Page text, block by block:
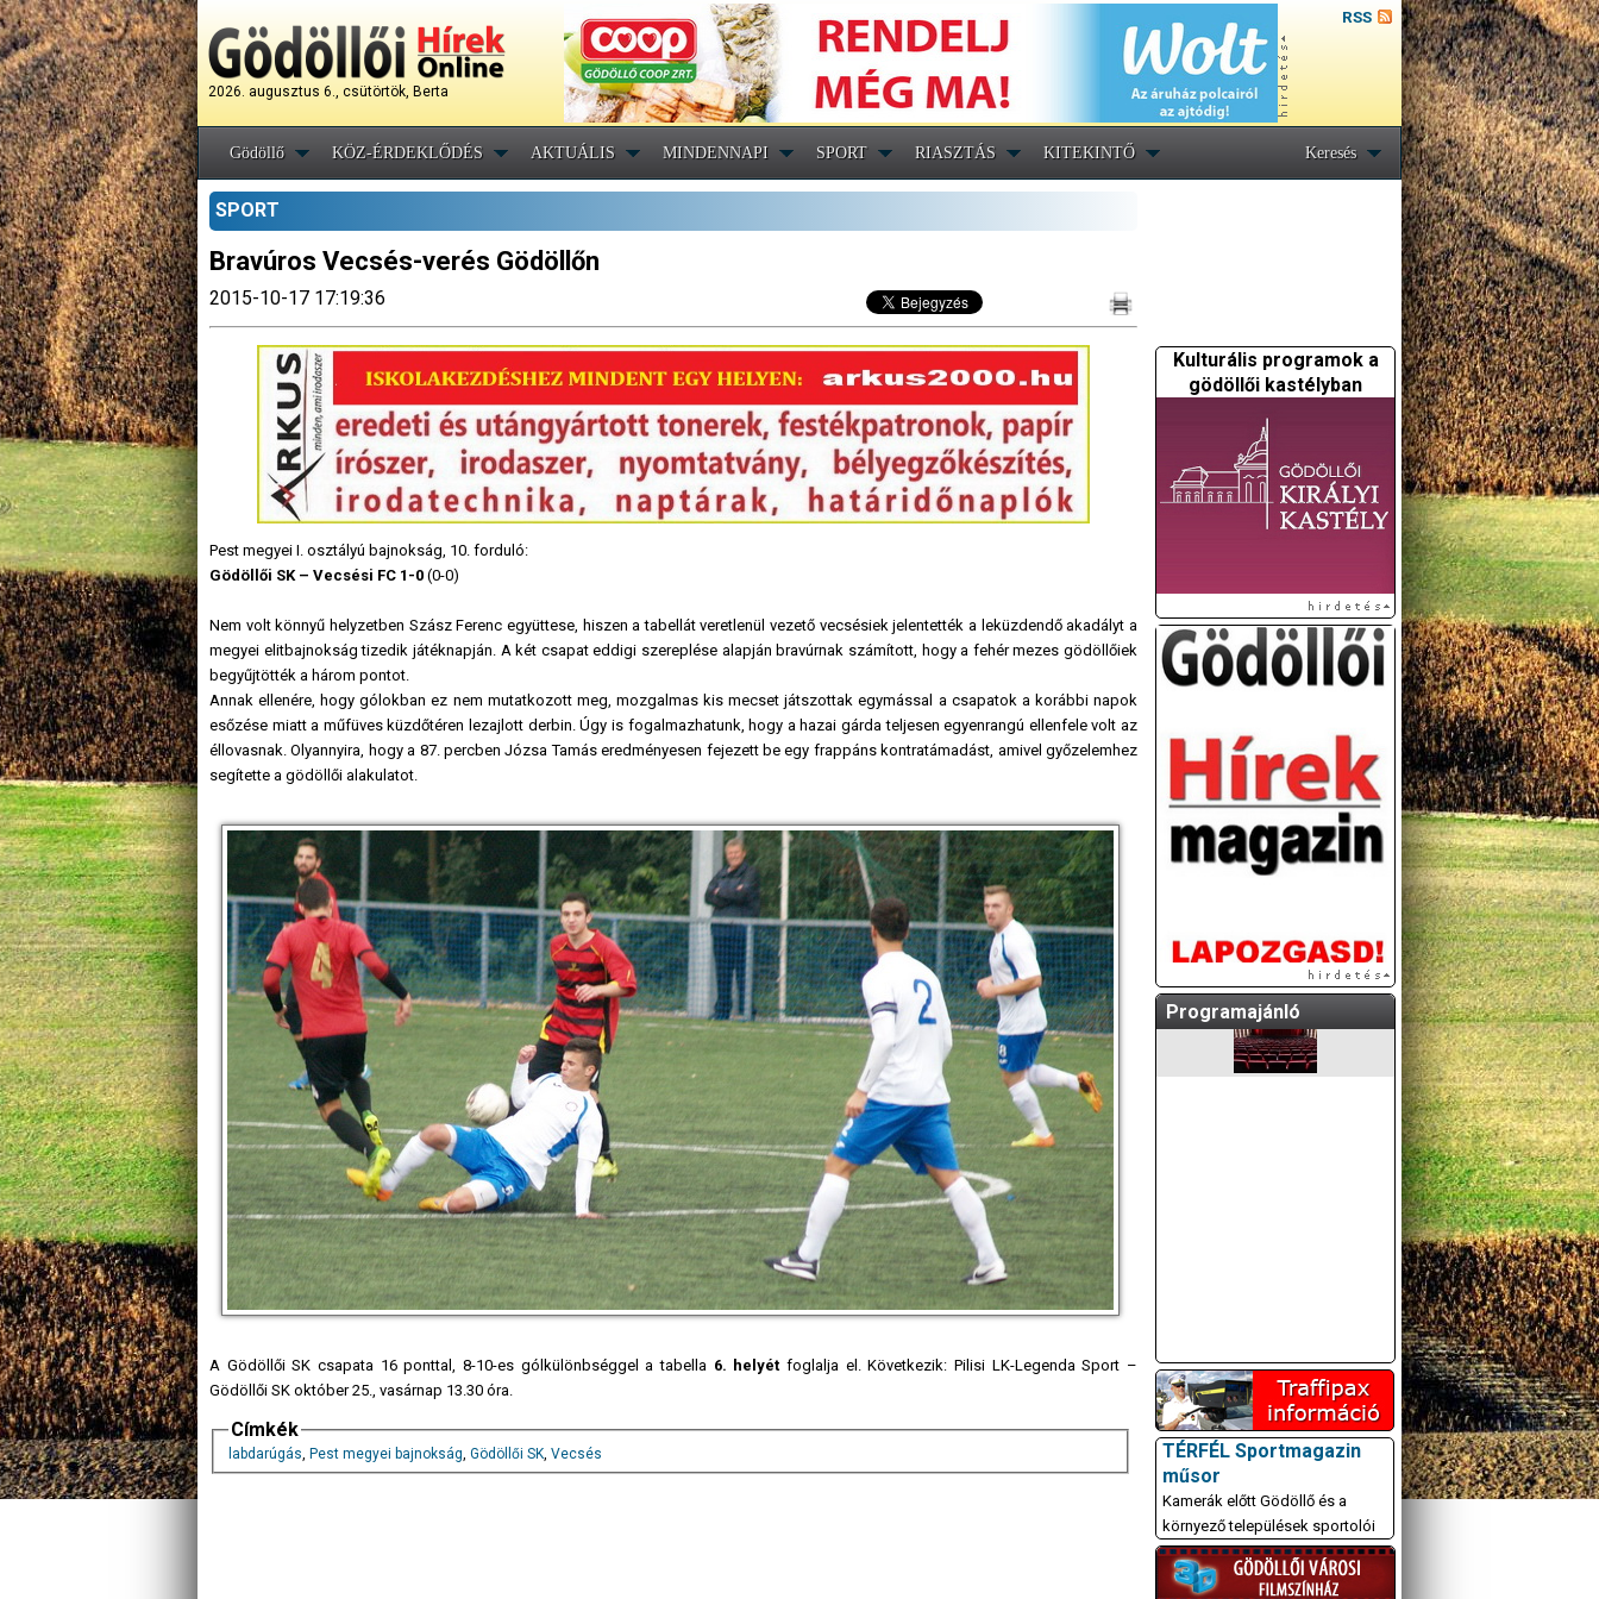
2026. augusztus 6., csütörtök, Berta
RSS
Gödöllő KÖZ-ÉRDEKLŐDÉS AKTUÁLIS MINDENNAPI SPORT RIASZTÁS KITEKINTŐ Keresés
SPORT
Bravúros Vecsés-verés Gödöllőn
2015-10-17 17:19:36
Pest megyei I. osztályú bajnokság, 10. forduló:
Gödöllői SK – Vecsési FC 1-0 (0-0)
Nem volt könnyű helyzetben Szász Ferenc együttese, hiszen a tabellát veretlenül vezető vecsésiek jelentették a leküzdendő akadályt a
megyei elitbajnokság tizedik játéknapján. A két csapat eddigi szereplése alapján bravúrnak számított, hogy a fehér mezes gödöllőiek
begyűjtötték a három pontot.
Annak ellenére, hogy gólokban ez nem mutatkozott meg, mozgalmas kis mecset játszottak egymással a csapatok a korábbi napok
esőzése miatt a műfüves küzdőtéren lezajlott derbin. Úgy is fogalmazhatunk, hogy a hazai gárda teljesen egyenrangú ellenfele volt az
éllovasnak. Olyannyira, hogy a 87. percben Józsa Tamás eredményesen fejezett be egy frappáns kontratámadást, amivel győzelemhez
segítette a gödöllői alakulatot.
A Gödöllői SK csapata 16 ponttal, 8-10-es gólkülönbséggel a tabella 6. helyét foglalja el. Következik: Pilisi LK-Legenda Sport –
Gödöllői SK október 25., vasárnap 13.30 óra.
Címkék
labdarúgás, Pest megyei bajnokság, Gödöllői SK, Vecsés
Kulturális programok a
gödöllői kastélyban
Programajánló
A GÖDÖLLŐI ÉS
KÖRNYÉKBELI
KULTURÁLIS- ÉS
OLDALUNKON TESSZÜK
KÖZZÉ!
TÉRFÉL Sportmagazin
műsor
Kamerák előtt Gödöllő és a
környező települések sportolói